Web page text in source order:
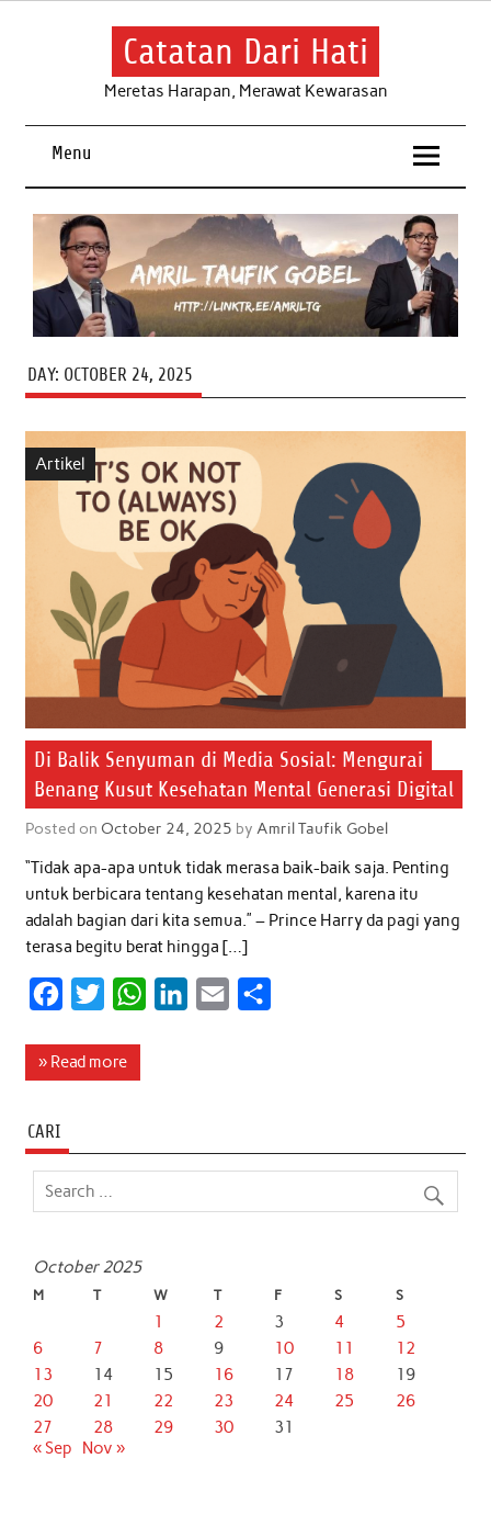
Skip
Catatan Dari Hati
Meretas Harapan, Merawat Kewarasan
Menu
DAY: OCTOBER 24, 2025
Artikel
Di Balik Senyuman di Media Sosial: Mengurai
Benang Kusut Kesehatan Mental Generasi Digital
Posted on October 24, 2025 by Amril Taufik Gobel
“Tidak apa-apa untuk tidak merasa baik-baik saja. Penting
untuk berbicara tentang kesehatan mental, karena itu
adalah bagian dari kita semua.” – Prince Harry da pagi yang
terasa begitu berat hingga […]
c
o
o
i
e
r
W
A
d
» Read more
CARI
October 2025
M T W T F S S
1 2 3 4
5
6
7 8 9 10 11
12
13
14 15 16 17 18
19
20
21 22 23 24 25
26
27
28 29 30
31
« Sep
Nov »